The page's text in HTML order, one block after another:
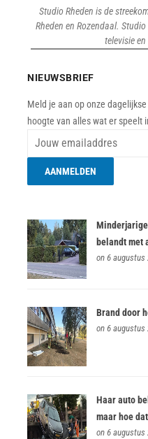
Studio Rheden is de
Rheden en Rozendaal.
televisie
NIEUWSBRIEF
Meld je aan op onze
hoogte van alles wat er speelt
belandt met
on 6 augustus
Brand door
on 6 augustus
Haar auto
maar hoe
on 6 augustus